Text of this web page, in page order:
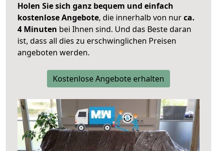
Holen Sie sich ganz bequem und einfach
kostenlose Angebote, die innerhalb von nurca.
4 Minuten bei Ihnen sind. Und das Beste daran
ist, dass all dies zu erschwinglichen Preisen
angeboten werden.
Kostenlose Angebote erhalten